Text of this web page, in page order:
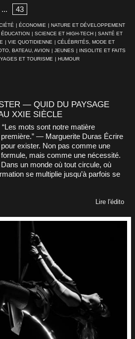
... 43
| ÉCONOMIE | NATURE ET DÉVELOPPEMENT
ÉDUCATION | SCIENCE ET HIGH-TECH | SANTÉ ET
| VIE QUOTIDIENNE | CÉLÉBRITÉS, MODE ET
BATEAU, AVION | JEUNES | INSOLITE ET FAITS
ET TOURISME | HUMOUR
— QUID DU PAYSAGE
XXIE SIÈCLE
“Les mots sont notre matière
première.” — Marguerite Duras Écrire
pour exister. Non pas comme une
formule, mais comme une nécessité.
Dans un monde où tout circule, où
se multiplie jusqu’à parfois se
Lire l'édito